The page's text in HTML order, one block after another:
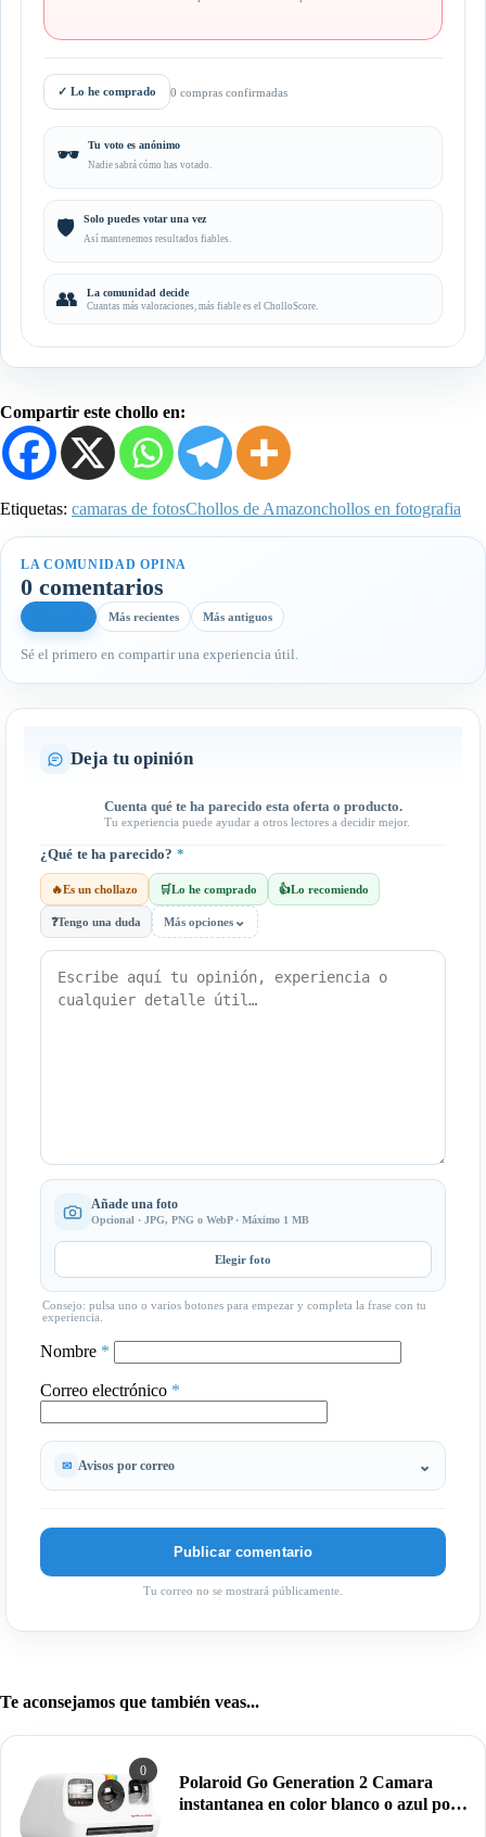
✓ Lo he comprado 0 compras confirmadas
🕶️ Tu voto es anónimo
Nadie sabrá cómo has votado.
🛡️ Solo puedes votar una vez
Así mantenemos resultados fiables.
👥 La comunidad decide
Cuantas más valoraciones, más fiable es el CholloScore.
Compartir este chollo en:
Etiquetas: camaras de fotosChollos de Amazonchollos en fotografia
LA COMUNIDAD OPINA
0 comentarios
Más recientes Más antiguos
Sé el primero en compartir una experiencia útil.
Deja tu opinión
Cuenta qué te ha parecido esta oferta o producto.
Tu experiencia puede ayudar a otros lectores a decidir mejor.
¿Qué te ha parecido? *
🔥Es un chollazo 🛒Lo he comprado 👍Lo recomiendo
❓Tengo una duda Más opciones ⌄
Añade una foto
Opcional · JPG, PNG o WebP · Máximo 1 MB
Elegir foto
Consejo: pulsa uno o varios botones para empezar y completa la frase con tu
experiencia.
Nombre *
Correo electrónico *
Avisos por correo
Tu correo no se mostrará públicamente.
Te aconsejamos que también veas...
0
Polaroid Go Generation 2 Camara
instantanea en color blanco o azul por